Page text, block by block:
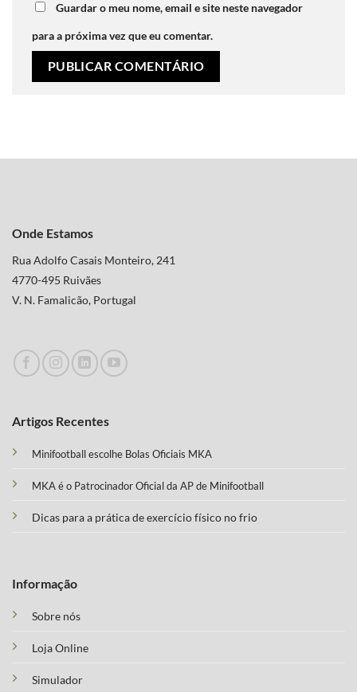
Guardar o meu nome, email e site neste navegador
para a próxima vez que eu comentar.
Onde Estamos
Rua Adolfo Casais Monteiro, 241
4770-495 Ruivães
V. N. Famalicão, Portugal
Artigos Recentes
Minifootball escolhe Bolas Oficiais MKA
MKA é o Patrocinador Oficial da AP de Minifootball
Dicas para a prática de exercício físico no frio
Informação
Sobre nós
Loja Online
Simulador